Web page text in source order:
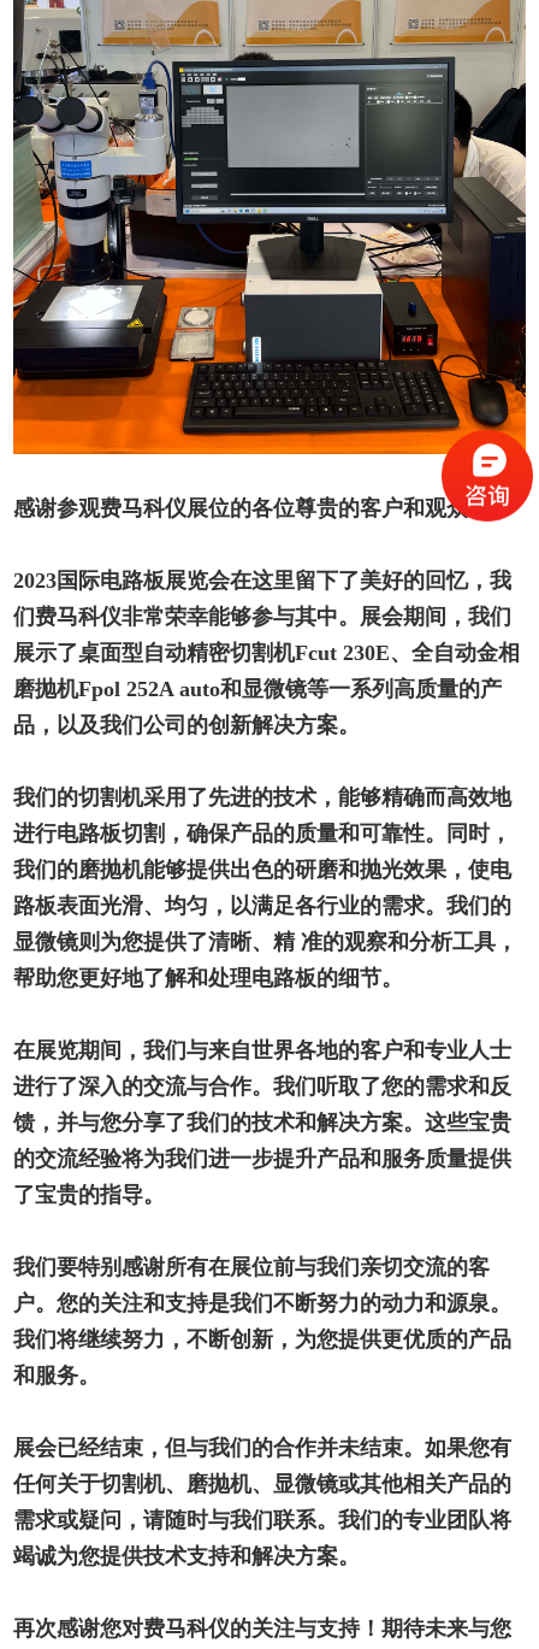
感谢参观费马科仪展位的各位尊贵的客户和观众！
2023国际电路板展览会在这里留下了美好的回忆，我
们费马科仪非常荣幸能够参与其中。展会期间，我们
展示了桌面型自动精密切割机Fcut 230E、全自动金相
磨抛机Fpol 252A auto和显微镜等一系列高质量的产
品，以及我们公司的创新解决方案。
我们的切割机采用了先进的技术，能够精确而高效地
进行电路板切割，确保产品的质量和可靠性。同时，
我们的磨抛机能够提供出色的研磨和抛光效果，使电
路板表面光滑、均匀，以满足各行业的需求。我们的
显微镜则为您提供了清晰、精 准的观察和分析工具，
帮助您更好地了解和处理电路板的细节。
在展览期间，我们与来自世界各地的客户和专业人士
进行了深入的交流与合作。我们听取了您的需求和反
馈，并与您分享了我们的技术和解决方案。这些宝贵
的交流经验将为我们进一步提升产品和服务质量提供
了宝贵的指导。
我们要特别感谢所有在展位前与我们亲切交流的客
户。您的关注和支持是我们不断努力的动力和源泉。
我们将继续努力，不断创新，为您提供更优质的产品
和服务。
展会已经结束，但与我们的合作并未结束。如果您有
任何关于切割机、磨抛机、显微镜或其他相关产品的
需求或疑问，请随时与我们联系。我们的专业团队将
竭诚为您提供技术支持和解决方案。
再次感谢您对费马科仪的关注与支持！期待未来与您